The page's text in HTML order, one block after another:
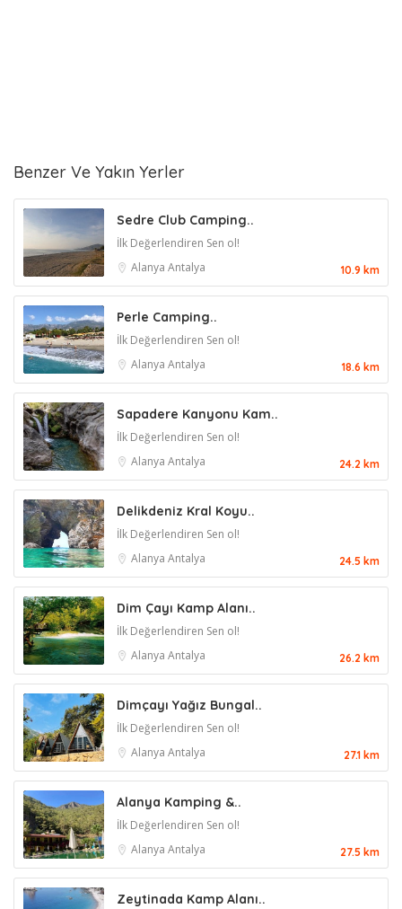
Benzer Ve Yakın Yerler
Sedre Club Camping..
İlk Değerlendiren Sen ol!
Alanya Antalya 10.9 km
Perle Camping..
İlk Değerlendiren Sen ol!
Alanya Antalya 18.6 km
Sapadere Kanyonu Kam..
İlk Değerlendiren Sen ol!
Alanya Antalya 24.2 km
Delikdeniz Kral Koyu..
İlk Değerlendiren Sen ol!
Alanya Antalya 24.5 km
Dim Çayı Kamp Alanı..
İlk Değerlendiren Sen ol!
Alanya Antalya 26.2 km
Dimçayı Yağız Bungal..
İlk Değerlendiren Sen ol!
Alanya Antalya 27.1 km
Alanya Kamping &..
İlk Değerlendiren Sen ol!
Alanya Antalya 27.5 km
Zeytinada Kamp Alanı..